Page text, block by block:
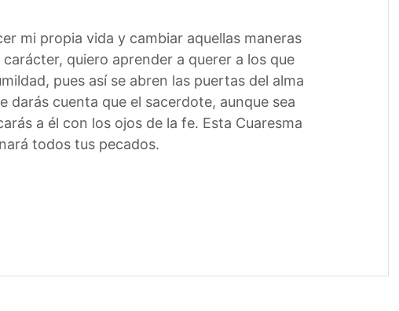
mi propia vida y cambiar aquellas maneras
quiero aprender a querer a los que
pues así se abren las puertas del alma
darás cuenta que el sacerdote, aunque sea
a él con los ojos de la fe. Esta Cuaresma
todos tus pecados.